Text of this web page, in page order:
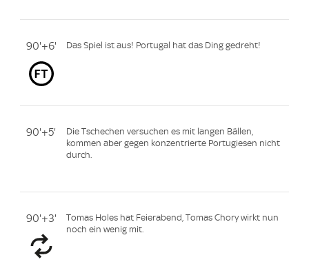
90'+6' Das Spiel ist aus! Portugal hat das Ding gedreht!
90'+5'
Die Tschechen versuchen es mit langen Bällen,
kommen aber gegen konzentrierte Portugiesen nicht
durch.
90'+3'
Tomas Holes hat Feierabend, Tomas Chory wirkt nun
noch ein wenig mit.